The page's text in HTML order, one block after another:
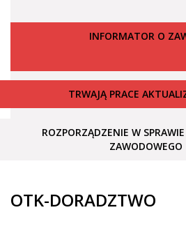
INFORMATOR O
TRWAJĄ PRACE
ROZPORZĄDZENIE W
ZAWODOWEGO
OTK-DORADZTWO